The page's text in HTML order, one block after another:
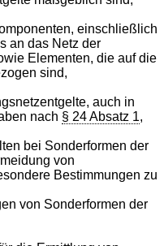
einschließlich
an das Netz der
Elementen, die auf die
sind,
auch in
nach § 24 Absatz 1,
bei Sonderformen der
von
Bestimmungen zu
von Sonderformen der